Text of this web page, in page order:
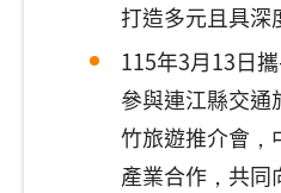
打造多元且具深
115年3月13日
參與連江縣交通
竹旅遊推介會，
產業合作，共同